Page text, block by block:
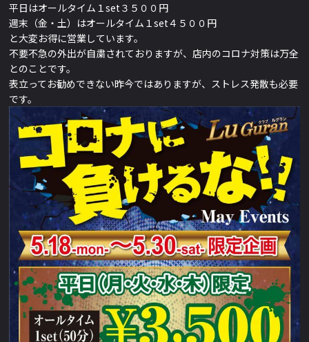
平日はオールタイム１set３５００円
週末（金・土）はオールタイム１set４５００円
と大変お得に営業しています。
不要不急の外出が自粛されておりますが、店内のコロナ対策は万全
とのことです。
表立ってお勧めできない昨今ではありますが、ストレス発散も必要
です。